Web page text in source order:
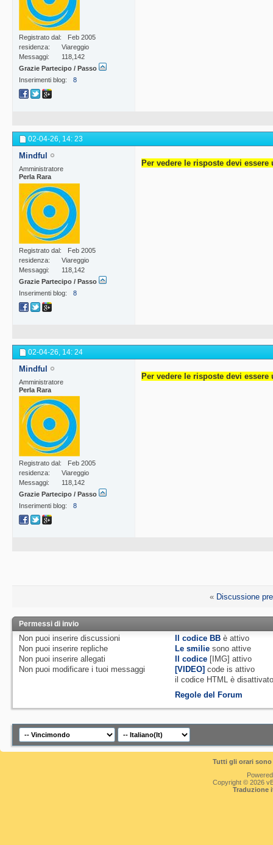
Registrato dal
Feb 2005
residenza
Viareggio
Messaggi
118,142
Grazie Partecipo / Passo
Inserimenti blog
8
02-04-26, 14: 23
Mindful
Amministratore
Perla Rara
Registrato dal
Feb 2005
residenza
Viareggio
Messaggi
118,142
Grazie Partecipo / Passo
Inserimenti blog
8
Per vedere le risposte devi
02-04-26, 14: 24
Mindful
Amministratore
Perla Rara
Registrato dal
Feb 2005
residenza
Viareggio
Messaggi
118,142
Grazie Partecipo / Passo
Inserimenti blog
8
Per vedere le risposte devi essere
« Discussione
Permessi di invio
Non puoi inserire discussioni
Non puoi inserire repliche
Non puoi inserire allegati
Non puoi modificare i tuoi messaggi
Il codice BB èattivo
Le smilie sono attive
Il codice [IMG]attivo
[VIDEO] code isattivo
il codice HTML è
Regole del Forum
Tutti gli orari
Copyright © 2026
Traduzione